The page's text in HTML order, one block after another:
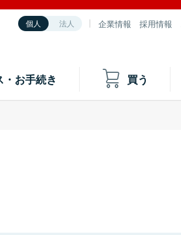
個人 法人 企業情報 採用情報
お手続き 買う